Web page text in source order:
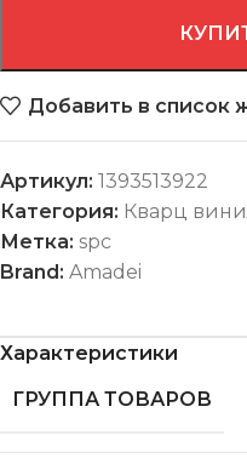
Добавить в список
Артикул: 1393513922
Категория: Кварц
Метка: spc
Brand: Amadei
Характеристики
ГРУППА ТОВАРОВ